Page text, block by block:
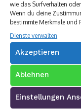
wie das Surfverhalten
Wenn du deine
bestimmte Merkmale und
Dienste verwalten
Akzeptieren
Ablehnen
Einstellungen
Archivkalender